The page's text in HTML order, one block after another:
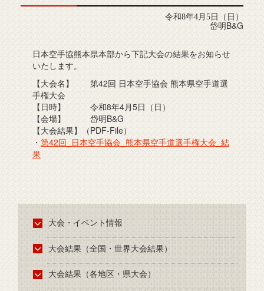
令和8年4月5日（日）
岱明B&G
日本空手協熊本県本部から下記大会の結果をお知らせ
いたします。
【大会名】 第42回 日本空手協会 熊本県空手道選
手権大会
【日時】 令和8年4月5日（日）
【会場】 岱明B&G
【大会結果】（PDF-File）
・第42回_日本空手協会_熊本県空手道選手権大会_結
果
大会・イベント情報
大会結果（全国・世界大会結果）
大会結果（各地区・県大会）